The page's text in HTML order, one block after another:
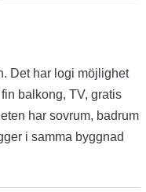
Det har logi möjlighet
balkong, TV, gratis
har sovrum, badrum
i samma byggnad